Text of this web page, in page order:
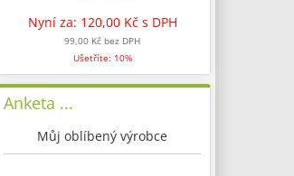
Nyní za: 120,00 Kč s DPH
99,00 Kč bez DPH
Ušetříte: 10%
Anketa ...
Můj oblíbený výrobce